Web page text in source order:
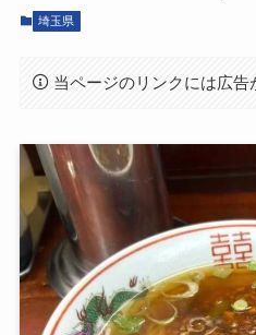
埼玉県
当ページのリンクには広告